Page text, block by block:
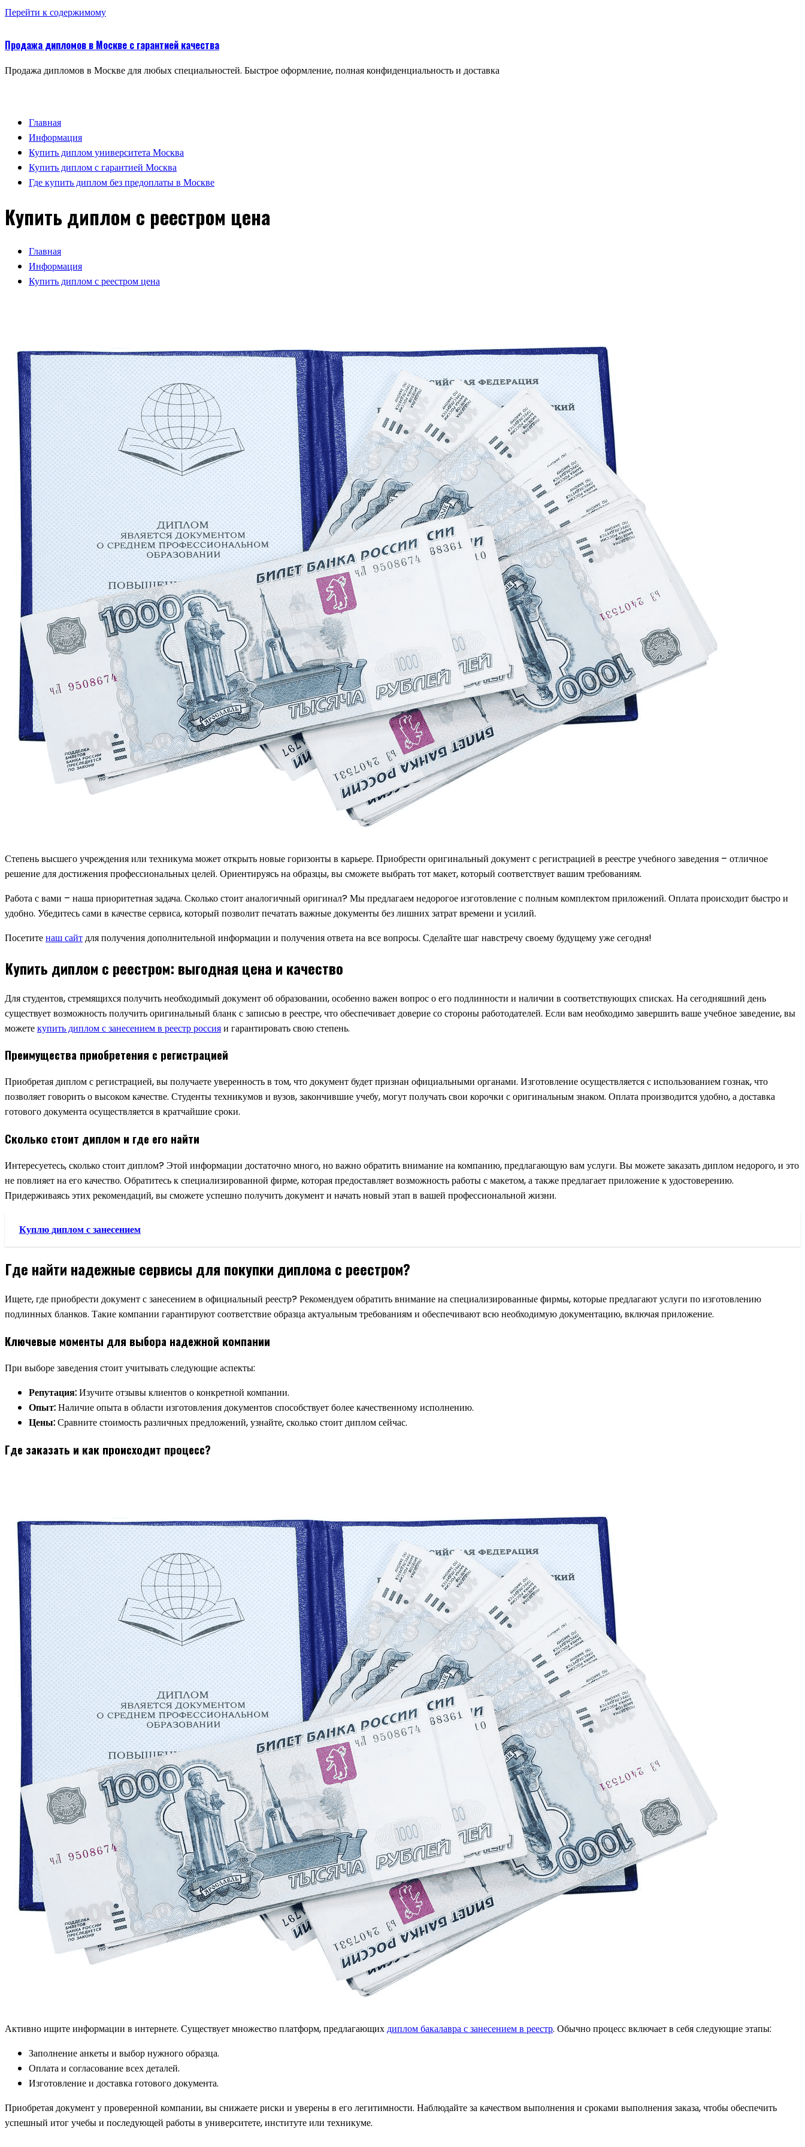
Перейти к содержимому
Продажа дипломов в Москве с гарантией качества
Продажа дипломов в Москве для любых специальностей. Быстрое оформление, полная конфиденциальность и доставка
Главная
Информация
Купить диплом университета Москва
Купить диплом с гарантией Москва
Где купить диплом без предоплаты в Москве
Купить диплом с реестром цена
Главная
Информация
Купить диплом с реестром цена
Степень высшего учреждения или техникума может открыть новые горизонты в карьере. Приобрести оригинальный документ с регистрацией в реестре учебного заведения – отличное
решение для достижения профессиональных целей. Ориентируясь на образцы, вы сможете выбрать тот макет, который соответствует вашим требованиям.
Работа с вами – наша приоритетная задача. Сколько стоит аналогичный оригинал? Мы предлагаем недорогое изготовление с полным комплектом приложений. Оплата происходит быстро и
удобно. Убедитесь сами в качестве сервиса, который позволит печатать важные документы без лишних затрат времени и усилий.
Посетитенаш сайтдля получения дополнительной информации и получения ответа на все вопросы. Сделайте шаг навстречу своему будущему уже сегодня!
Купить диплом с реестром: выгодная цена и качество
Для студентов, стремящихся получить необходимый документ об образовании, особенно важен вопрос о его подлинности и наличии в соответствующих списках. На сегодняшний день
существует возможность получить оригинальный бланк с записью в реестре, что обеспечивает доверие со стороны работодателей. Если вам необходимо завершить ваше учебное заведение, вы
можетекупить диплом с занесением в реестр россияи гарантировать свою степень.
Преимущества приобретения с регистрацией
Приобретая диплом с регистрацией, вы получаете уверенность в том, что документ будет признан официальными органами. Изготовление осуществляется с использованием гознак, что
позволяет говорить о высоком качестве. Студенты техникумов и вузов, закончившие учебу, могут получать свои корочки с оригинальным знаком. Оплата производится удобно, а доставка
готового документа осуществляется в кратчайшие сроки.
Сколько стоит диплом и где его найти
Интересуетесь, сколько стоит диплом? Этой информации достаточно много, но важно обратить внимание на компанию, предлагающую вам услуги. Вы можете заказать диплом недорого, и это
не повлияет на его качество. Обратитесь к специализированной фирме, которая предоставляет возможность работы с макетом, а также предлагает приложение к удостоверению.
Придерживаясь этих рекомендаций, вы сможете успешно получить документ и начать новый этап в вашей профессиональной жизни.
Куплю диплом с занесением
Где найти надежные сервисы для покупки диплома с реестром?
Ищете, где приобрести документ с занесением в официальный реестр? Рекомендуем обратить внимание на специализированные фирмы, которые предлагают услуги по изготовлению
подлинных бланков. Такие компании гарантируют соответствие образца актуальным требованиям и обеспечивают всю необходимую документацию, включая приложение.
Ключевые моменты для выбора надежной компании
При выборе заведения стоит учитывать следующие аспекты:
Репутация:Изучите отзывы клиентов о конкретной компании.
Опыт:Наличие опыта в области изготовления документов способствует более качественному исполнению.
Цены:Сравните стоимость различных предложений, узнайте, сколько стоит диплом сейчас.
Где заказать и как происходит процесс?
Активно ищите информации в интернете. Существует множество платформ, предлагающихдиплом бакалавра с занесением в реестр. Обычно процесс включает в себя следующие этапы:
Заполнение анкеты и выбор нужного образца.
Оплата и согласование всех деталей.
Изготовление и доставка готового документа.
Приобретая документ у проверенной компании, вы снижаете риски и уверены в его легитимности. Наблюдайте за качеством выполнения и сроками выполнения заказа, чтобы обеспечить
успешный итог учебы и последующей работы в университете, институте или техникуме.